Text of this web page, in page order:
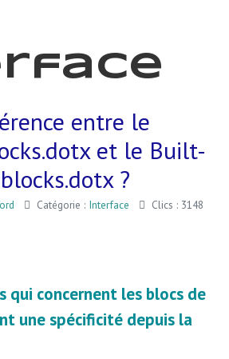
entre le
et le Built-
?
Catégorie : Interface Clics : 3148
qui concernent les blocs de
une spécificité depuis la